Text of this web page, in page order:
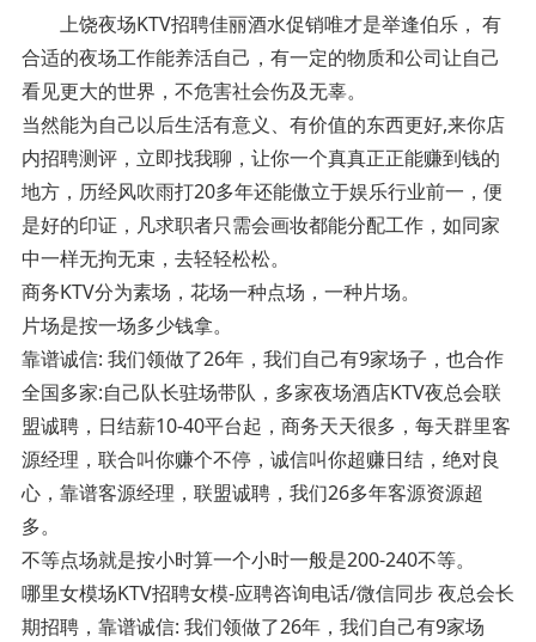
上饶夜场KTV招聘佳丽酒水促销唯才是举逢伯乐， 有
合适的夜场工作能养活自己，有一定的物质和公司让自己
看见更大的世界，不危害社会伤及无辜。
当然能为自己以后生活有意义、有价值的东西更好,来你店
内招聘测评，立即找我聊，让你一个真真正正能赚到钱的
地方，历经风吹雨打20多年还能傲立于娱乐行业前一，便
是好的印证，凡求职者只需会画妆都能分配工作，如同家
中一样无拘无束，去轻轻松松。
商务KTV分为素场，花场一种点场，一种片场。
片场是按一场多少钱拿。
靠谱诚信: 我们领做了26年，我们自己有9家场子，也合作
全国多家:自己队长驻场带队，多家夜场酒店KTV夜总会联
盟诚聘，日结薪10-40平台起，商务天天很多，每天群里客
源经理，联合叫你赚个不停，诚信叫你超赚日结，绝对良
心，靠谱客源经理，联盟诚聘，我们26多年客源资源超
多。
不等点场就是按小时算一个小时一般是200-240不等。
哪里女模场KTV招聘女模-应聘咨询电话/微信同步 夜总会长
期招聘，靠谱诚信: 我们领做了26年，我们自己有9家场